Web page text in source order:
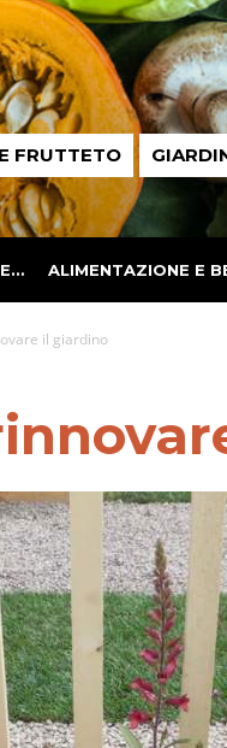
FRUTTETO
ALIMENTAZIONE E
il giardino